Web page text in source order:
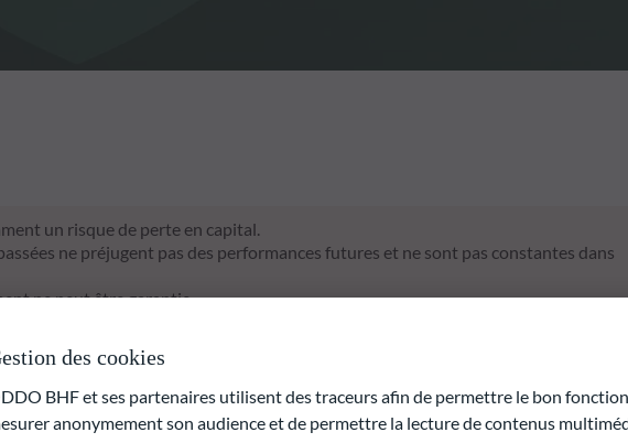
un risque de perte en capital.
ne préjugent pas des performances futures et ne sont pas constantes dans
ne peut être garantie.
des cookies
BHF et ses partenaires utilisent des traceurs afin de permettre le bon
anonymement son audience et de permettre la lecture de contenus